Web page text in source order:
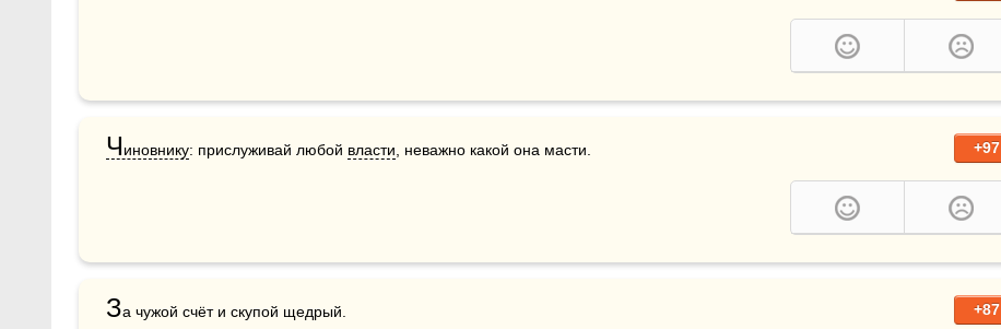
+97
Чиновнику: прислуживай любой власти , неважно какой она масти.
+87
За чужой счёт и скупой щедрый.